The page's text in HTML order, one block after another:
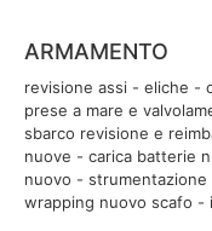
ARMAMENTO
revisione assi - eliche -
prese a mare e
sbarco revisione e
nuove - carica batterie
nuovo -
wrapping nuovo scafo -